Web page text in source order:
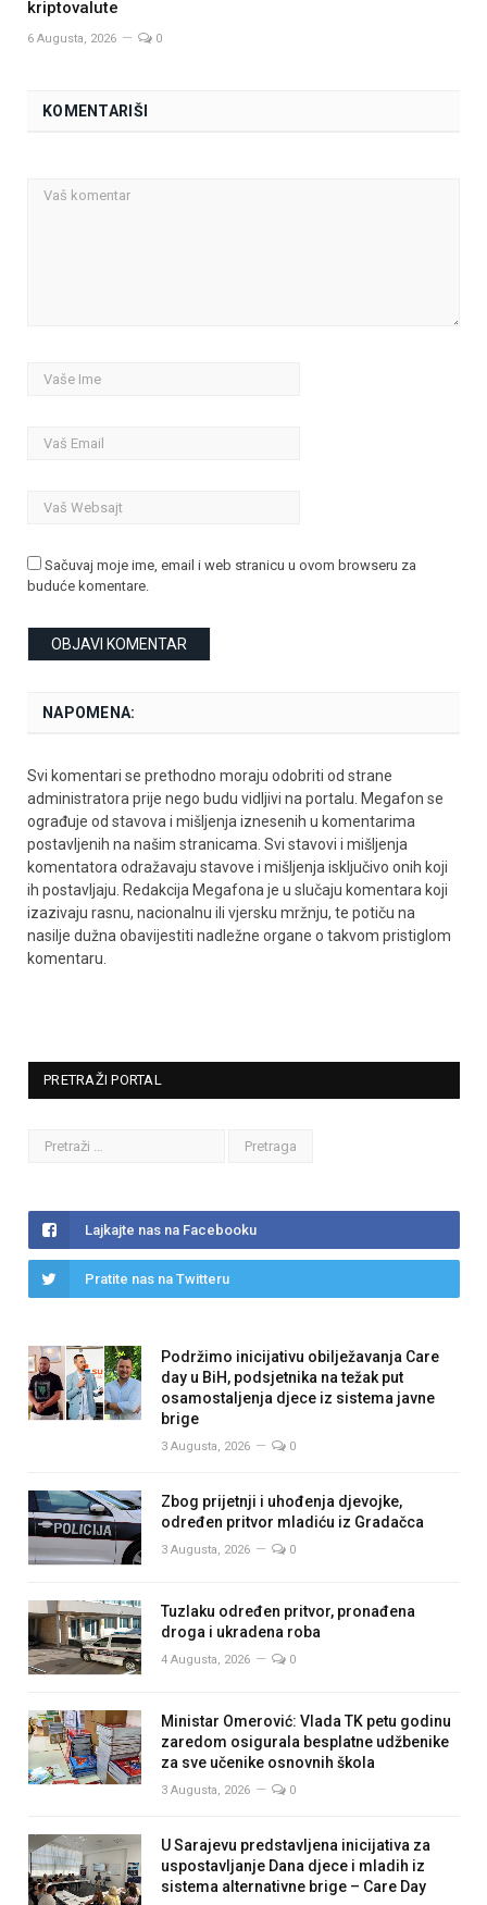
kriptovalute
6 Augusta, 2026 0
KOMENTARIŠI
Sačuvaj moje ime, email i web stranicu u ovom browseru za
buduće komentare.
NAPOMENA:
Svi komentari se prethodno moraju odobriti od strane
administratora prije nego budu vidljivi na portalu. Megafon se
ograđuje od stavova i mišljenja iznesenih u komentarima
postavljenih na našim stranicama. Svi stavovi i mišljenja
komentatora odražavaju stavove i mišljenja isključivo onih koji
ih postavljaju. Redakcija Megafona je u slučaju komentara koji
izazivaju rasnu, nacionalnu ili vjersku mržnju, te potiču na
nasilje dužna obavijestiti nadležne organe o takvom pristiglom
komentaru.
PRETRAŽI PORTAL
Lajkajte nas na Facebooku
Pratite nas na Twitteru
Podržimo inicijativu obilježavanja Care
day u BiH, podsjetnika na težak put
osamostaljenja djece iz sistema javne
brige
3 Augusta, 2026 0
Zbog prijetnji i uhođenja djevojke,
određen pritvor mladiću iz Gradačca
3 Augusta, 2026 0
Tuzlaku određen pritvor, pronađena
droga i ukradena roba
4 Augusta, 2026 0
Ministar Omerović: Vlada TK petu godinu
zaredom osigurala besplatne udžbenike
za sve učenike osnovnih škola
3 Augusta, 2026 0
U Sarajevu predstavljena inicijativa za
uspostavljanje Dana djece i mladih iz
sistema alternativne brige – Care Day